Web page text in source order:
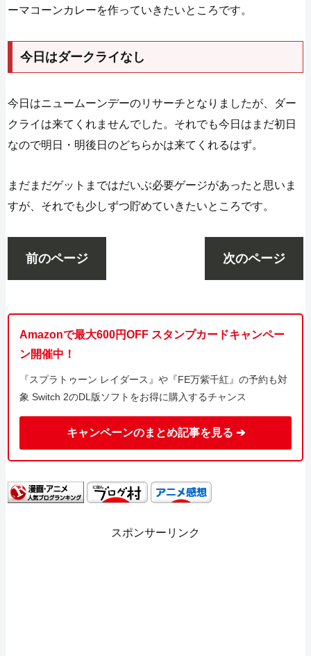
ーマコーンカレーを作っていきたいところです。
今日はダークライなし
今日はニュームーンデーのリサーチとなりましたが、ダー
クライは来てくれませんでした。それでも今日はまだ初日
なので明日・明後日のどちらかは来てくれるはず。
まだまだゲットまではだいぶ必要ゲージがあったと思いま
すが、それでも少しずつ貯めていきたいところです。
前のページ 次のページ
Amazonで最大600円OFF スタンプカードキャンペー
ン開催中！
『スプラトゥーン レイダース』や『FE万紫千紅』の予約も対
象 Switch 2のDL版ソフトをお得に購入するチャンス
キャンペーンのまとめ記事を見る ➔
スポンサーリンク